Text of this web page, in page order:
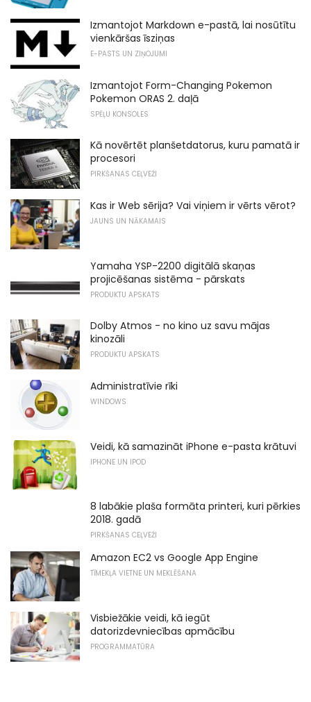
Izmantojot Markdown e-pastā, lai nosūtītu
vienkāršas īsziņas
E-PASTS UN ZIŅOJUMI
Izmantojot Form-Changing Pokemon
Pokemon ORAS 2. daļā
SPĒĻU KONSOLES
Kā novērtēt planšetdatorus, kuru pamatā ir
procesori
PIRKŠANAS CEĻVEŽI
Kas ir Web sērija? Vai viņiem ir vērts vērot?
JAUNS UN NĀKAMAIS
Yamaha YSP-2200 digitālā skaņas
projicēšanas sistēma - pārskats
PRODUKTU APSKATS
Dolby Atmos - no kino uz savu mājas
kinozāli
PRODUKTU APSKATS
Administratīvie rīki
WINDOWS
Veidi, kā samazināt iPhone e-pasta krātuvi
IPHONE UN IPOD
8 labākie plaša formāta printeri, kuri pērkies
2018. gadā
PIRKŠANAS CEĻVEŽI
Amazon EC2 vs Google App Engine
TĪMEKĻA VIETNE UN MEKLĒŠANA
Visbiežākie veidi, kā iegūt
datorizdevniecības apmācību
PROGRAMMATŪRA